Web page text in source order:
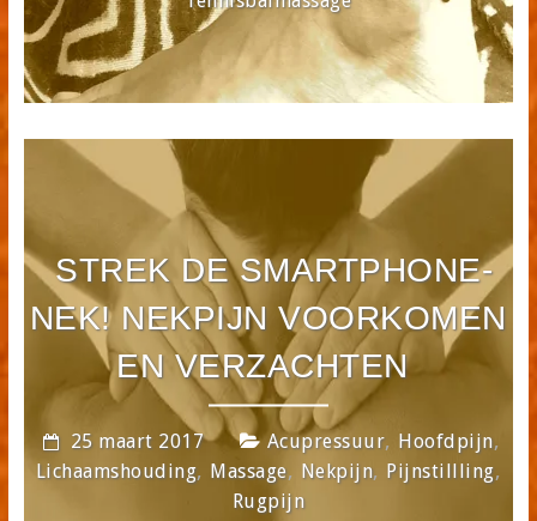
STREK DE SMARTPHONE-
NEK! NEKPIJN VOORKOMEN
EN VERZACHTEN
25 maart 2017 Acupressuur, Hoofdpijn,
Lichaamshouding, Massage, Nekpijn, Pijnstillling,
Rugpijn